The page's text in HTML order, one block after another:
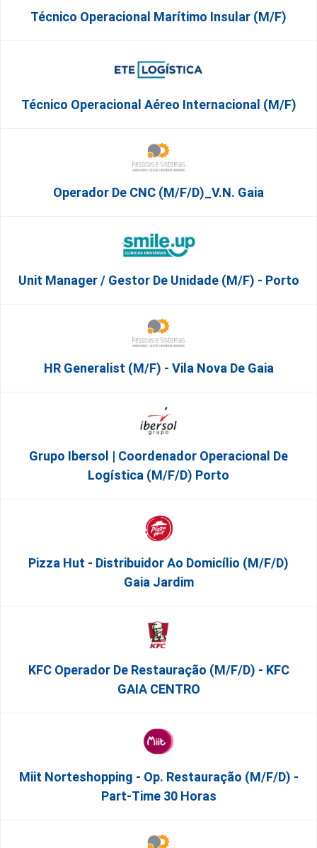
Técnico Operacional Marítimo Insular (m/f)
Técnico Operacional Aéreo Internacional (m/f)
Operador De CNC (m/f/d)_V.N. Gaia
Unit Manager / Gestor De Unidade (M/F) - Porto
HR Generalist (m/f) - Vila Nova De Gaia
Grupo Ibersol | Coordenador Operacional De
Logística (m/f/d) Porto
Pizza Hut - Distribuidor Ao Domicílio (m/f/d)
Gaia Jardim
KFC Operador De Restauração (m/f/d) - KFC
GAIA CENTRO
Miit Norteshopping - Op. Restauração (m/f/d) -
Part-Time 30 Horas